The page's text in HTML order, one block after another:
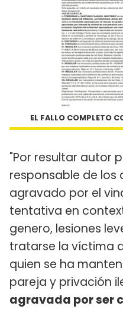
EL FALLO COMPLETO
"Por resultar autor
responsable de los
agravado por el
tentativa en
genero, lesiones
tratarse la víctima
quien se ha
pareja y privación
agravada por ser